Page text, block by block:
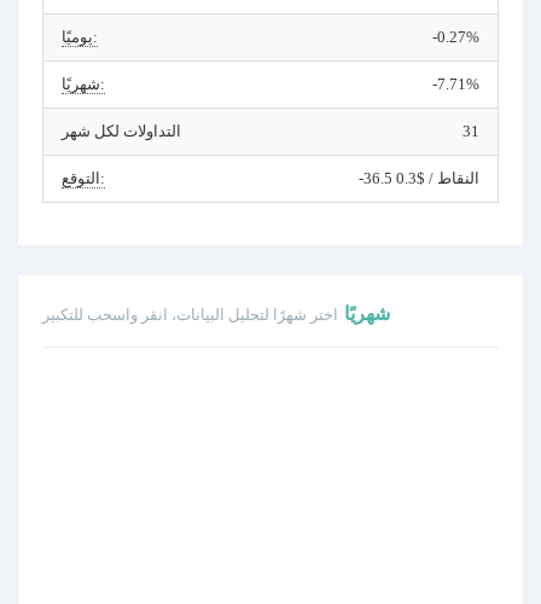
يوميًا: -0.27%
شهريًا: -7.71%
التداولات لكل شهر 31
التوقع: -36.5 النقاط / $0.3
شهريًا اختر شهرًا لتحليل البيانات، انقر واسحب للتكبير